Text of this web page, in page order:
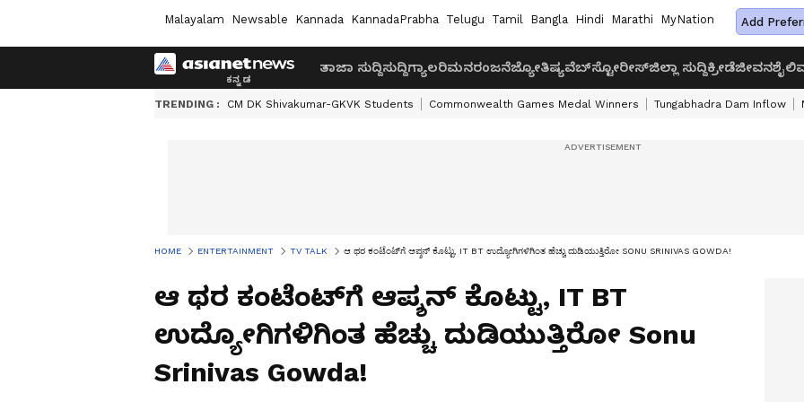
Malayalam Newsable Kannada KannadaPrabha Telugu Tamil Bangla Hindi Marathi MyNation Add
ತಾಜಾ ಸುದ್ದಿಸುದ್ದಿಗ್ಯಾಲರಿಮನರಂಜನೆಜ್ಯೋತಿಷ್ಯವೆಬ್‌ಸ್ಟೋರೀಸ್ಜಿಲ್ಲಾ ಸುದ್ದಿಕ್ರೀಡೆಜೀವನಶೈಲಿ
TRENDING : CM DK Shivakumar-GKVK Students Commonwealth Games Medal Winners Tungabhadra Dam Inflow
HOME ENTERTAINMENT TV TALK ಆ ಥರ ಕಂಟೆಂಟ್‌ಗೆ ಆಪ್ಶನ್‌ ಕೊಟ್ಟು, IT BT ಉದ್ಯೋಗಿಗಳಿಗಿಂತ ಹೆಚ್ಚು ದುಡಿಯುತ್ತಿರೋ SONU SRINIVAS GOWDA!
ಆ ಥರ ಕಂಟೆಂಟ್‌ಗೆ ಆಪ್ಶನ್‌ ಕೊಟ್ಟು, IT BT
ಉದ್ಯೋಗಿಗಳಿಗಿಂತ ಹೆಚ್ಚು ದುಡಿಯುತ್ತಿರೋ Sonu
Srinivas Gowda!